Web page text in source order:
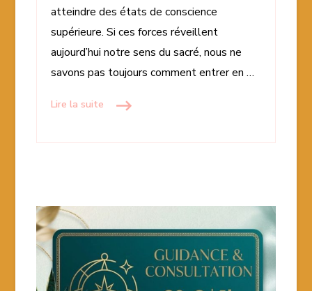
atteindre des états de conscience
supérieure. Si ces forces réveillent
aujourd’hui notre sens du sacré, nous ne
savons pas toujours comment entrer en …
Lire la suite